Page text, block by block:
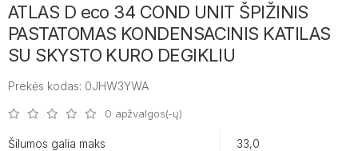
ATLAS D eco 34 COND UNIT ŠPIŽINIS
PASTATOMAS KONDENSACINIS KATILAS
SU SKYSTO KURO DEGIKLIU
Prekės kodas: 0JHW3YWA
0 apžvalgos(-ų)
Šilumos galia maks 33,0